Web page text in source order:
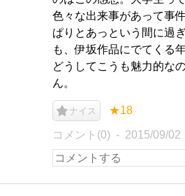
色々な出来事があって事
ぱりとあっという間に過
も、伊坂作品にでてくる
どうしてこうも魅力的な
ん。
ナイス ★18
コメント(0) 2015/09/02